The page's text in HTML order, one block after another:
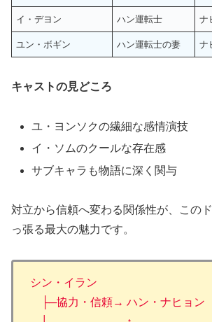
イ・デヨン ハン運転士 ナ
ユン・ボギン ハン運転士の妻 ナ
キャストの見どころ
ユ・ヨンソクの繊細な感情演技
イ・ソムのクールな存在感
サブキャラも物語に深く関与
対立から信頼へ変わる関係性が、この
っ張る最大の魅力です。
シン・イラン
├─協力・信頼→ ハン・ナヒョン